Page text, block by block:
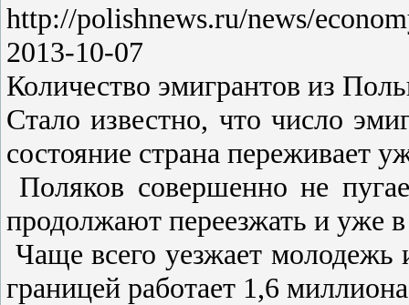
http://polishnews.ru/news/
2013-10-07
Количество эмигрантов из
Стало известно, что число
состояние страна переживает
Поляков совершенно не
продолжают переезжать и уже
Чаще всего уезжает молодежь
границей работает 1,6